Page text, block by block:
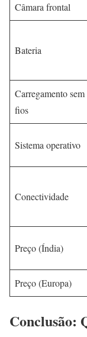
Câmara frontal
Bateria
Carregamento sem
fios
Sistema operativo
Conectividade
Preço (Índia)
Preço (Europa)
Conclusão: